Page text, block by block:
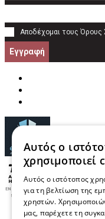
Αποδέχομαι τους Όρους
Εγγραφή
Αυτός ο
χρησιμοποιεί
Αυτός ο ιστότοπος
για τη βελτίωση της
χρηστών.
μας, παρέχετε τη